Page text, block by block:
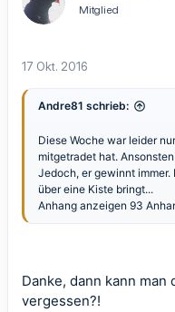
Mitglied
17 Okt. 2016
Andre81 schrieb:
Diese Woche war leider
mitgetradet hat.
Jedoch, er gewinnt immer.
über eine Kiste bringt...
Anhang anzeigen 93
Danke, dann kann
vergessen?!